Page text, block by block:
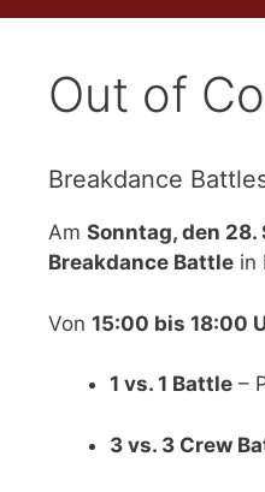
Out of
Breakdance
Am Sonntag, den 28.
Breakdance Battle in
Von 15:00 bis 18:00
1 vs. 1 Battle –
3 vs. 3 Crew